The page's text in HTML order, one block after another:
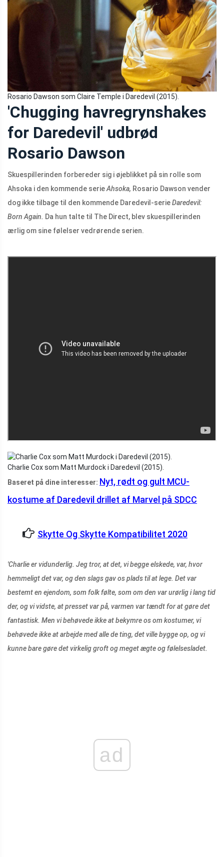
Rosario Dawson som Claire Temple i Daredevil (2015).
'Chugging havregrynshakes
for Daredevil' udbrød
Rosario Dawson
Skuespillerinden forbereder sig i øjeblikket på sin rolle som
Ahsoka i den kommende serieAhsoka, Rosario Dawson vender
dog ikke tilbage til den kommende Daredevil-serieDaredevil:
Born Again. Da hun talte til The Direct, blev skuespillerinden
ærlig om sine følelser vedrørende serien.
Charlie Cox som Matt Murdock i Daredevil (2015).
Baseret på dine interesser: Nyt, rødt og gult MCU-
kostume af Daredevil drillet af Marvel på SDCC
Skytte Og Skytte Kompatibilitet 2020
'Charlie er vidunderlig. Jeg tror, ​​at det, vi begge elskede, var, hvor
hemmeligt det var, og den slags gav os plads til at lege. Det var
bestemt en ejendom, som folk følte, som om den var urørlig i lang tid
der, og vi vidste, at presset var på, varmen var tændt for at gøre det
fantastisk. Men vi behøvede ikke at bekymre os om kostumer, vi
behøvede ikke at arbejde med alle de ting, det ville bygge op, og vi
kunne bare gøre det virkelig groft og meget ægte og følelsesladet.
ad